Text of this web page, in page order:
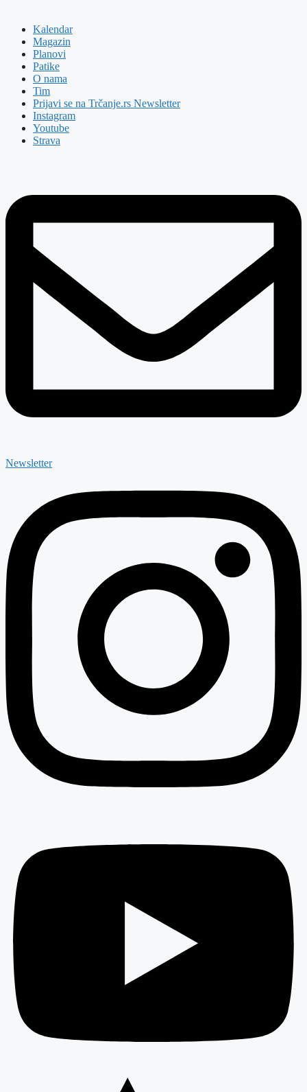
Kalendar
Magazin
Planovi
Patike
O nama
Tim
Prijavi se na Trčanje.rs Newsletter
Instagram
Youtube
Strava
Newsletter